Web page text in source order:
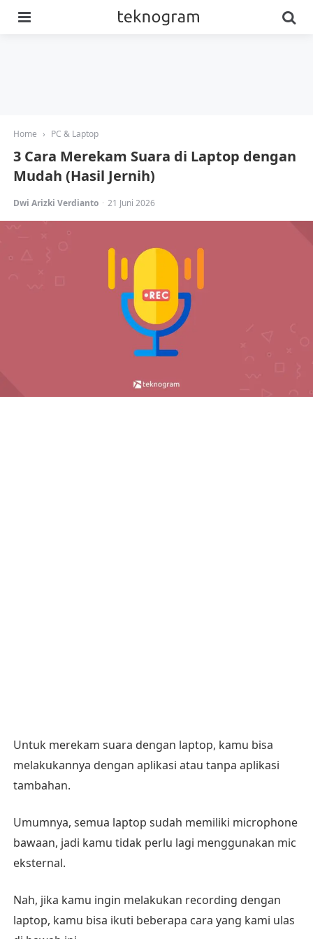
Home › PC & Laptop
3 Cara Merekam Suara di Laptop dengan
Mudah (Hasil Jernih)
Posted
Dwi Arizki Verdianto 21 Juni 2026
Untuk merekam suara dengan laptop, kamu bisa
melakukannya dengan aplikasi atau tanpa aplikasi
tambahan.
Umumnya, semua laptop sudah memiliki microphone
bawaan, jadi kamu tidak perlu lagi menggunakan mic
eksternal.
Nah, jika kamu ingin melakukan recording dengan
laptop, kamu bisa ikuti beberapa cara yang kami ulas